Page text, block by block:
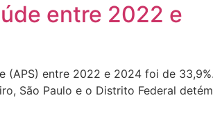
entre 2022 e
(APS) entre 2022 e 2024 foi de
São Paulo e o Distrito Federal